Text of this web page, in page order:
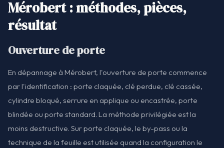
Mérobert : méthodes, pièces,
résultat
Ouverture de porte
En dépannage à Mérobert, l'ouverture de porte commence
par l'identification : porte claquée, clé perdue, clé cassée,
cylindre bloqué, serrure en applique ou encastrée, porte
blindée ou porte standard. La méthode privilégiée est la
moins destructive. Sur porte claquée, le by-pass ou la
technique de la feuille est utilisée quand la configuration le